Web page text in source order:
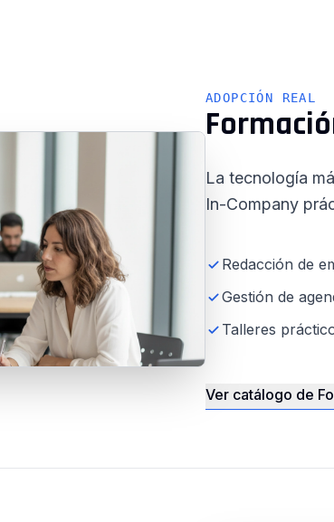
ADOPCIÓN REAL
La tecnología
In-Company
Redacción de
Gestión de
Talleres
Ver catálogo de